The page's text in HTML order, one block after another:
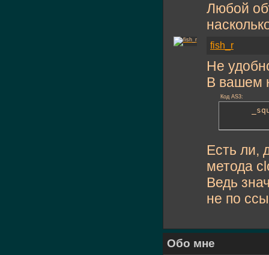
Любой
fish_r
Не
В вашем
Код AS3:
Есть ли,
метода
Ведь
не по
Обо мне